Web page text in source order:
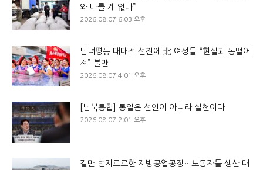
와 다를 게 없다”
2026.08.07 6:03 오후
남녀평등 대대적 선전에 北 여성들 “현실과 동떨어
져” 불만
2026.08.07 4:01 오후
[남북통합] 통일은 선언이 아니라 실천이다
2026.08.07 2:01 오후
겉만 번지르르한 지방공업공장…노동자들 생산 대